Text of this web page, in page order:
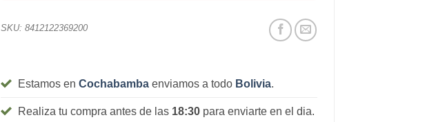
SKU: 8412122369200
Estamos en Cochabamba enviamos a todo Bolivia.
Realiza tu compra antes de las 18:30para enviarte en el dia.